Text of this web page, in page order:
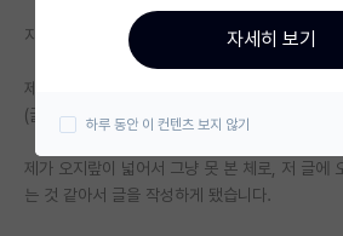
미국 대학원 합격 후기 게시판
대학원생 모집 게시판
연구실(PI) 홍보 게시판
석박사 채용 정보 게시판
지나가던 인공지능 전공을 한 연구원 입니다. (박
제목에 해당하는 글의 댓글들을 보는데 참 안타깝
(글 링크 : https://phdkim.net/board/free/
제가 오지랖이 넓어서 그냥 못 본 체로, 저 글에
는 것 같아서 글을 작성하게 됐습니다.
자세히 보기
하루 동안 이 컨텐츠 보지 않기